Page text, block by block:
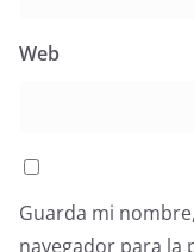
Web
Guarda mi
navegador para la